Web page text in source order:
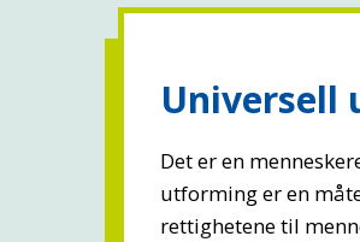
Universell
Det er en
utforming er en
rettighetene til